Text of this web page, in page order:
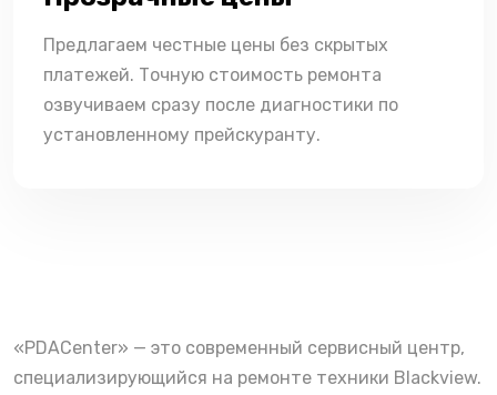
Предлагаем честные цены без скрытых
платежей. Точную стоимость ремонта
озвучиваем сразу после диагностики по
установленному прейскуранту.
«PDACenter» — это современный сервисный центр,
специализирующийся на ремонте техники Blackview.